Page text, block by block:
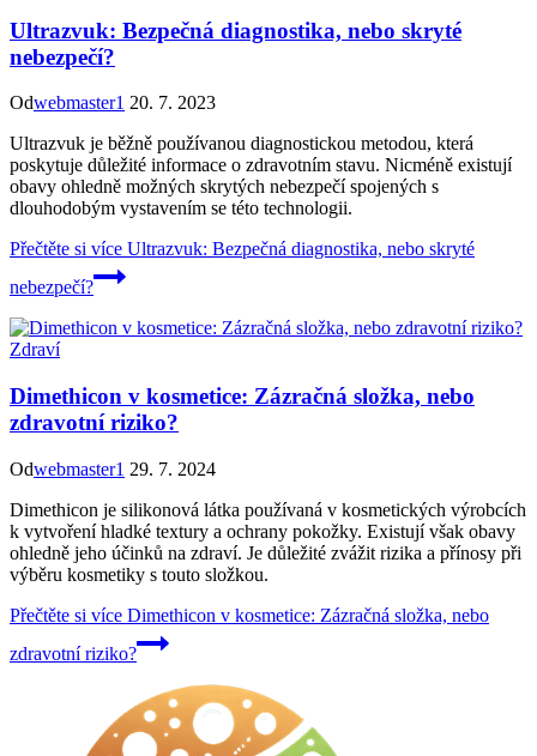
Ultrazvuk: Bezpečná diagnostika, nebo skryté
nebezpečí?
Odwebmaster1 20. 7. 2023
Ultrazvuk je běžně používanou diagnostickou metodou, která
poskytuje důležité informace o zdravotním stavu. Nicméně existují
obavy ohledně možných skrytých nebezpečí spojených s
dlouhodobým vystavením se této technologii.
Přečtěte si více Ultrazvuk: Bezpečná diagnostika, nebo skryté
nebezpečí?
Zdraví
Dimethicon v kosmetice: Zázračná složka, nebo
zdravotní riziko?
Odwebmaster1 29. 7. 2024
Dimethicon je silikonová látka používaná v kosmetických výrobcích
k vytvoření hladké textury a ochrany pokožky. Existují však obavy
ohledně jeho účinků na zdraví. Je důležité zvážit rizika a přínosy při
výběru kosmetiky s touto složkou.
Přečtěte si více Dimethicon v kosmetice: Zázračná složka, nebo
zdravotní riziko?